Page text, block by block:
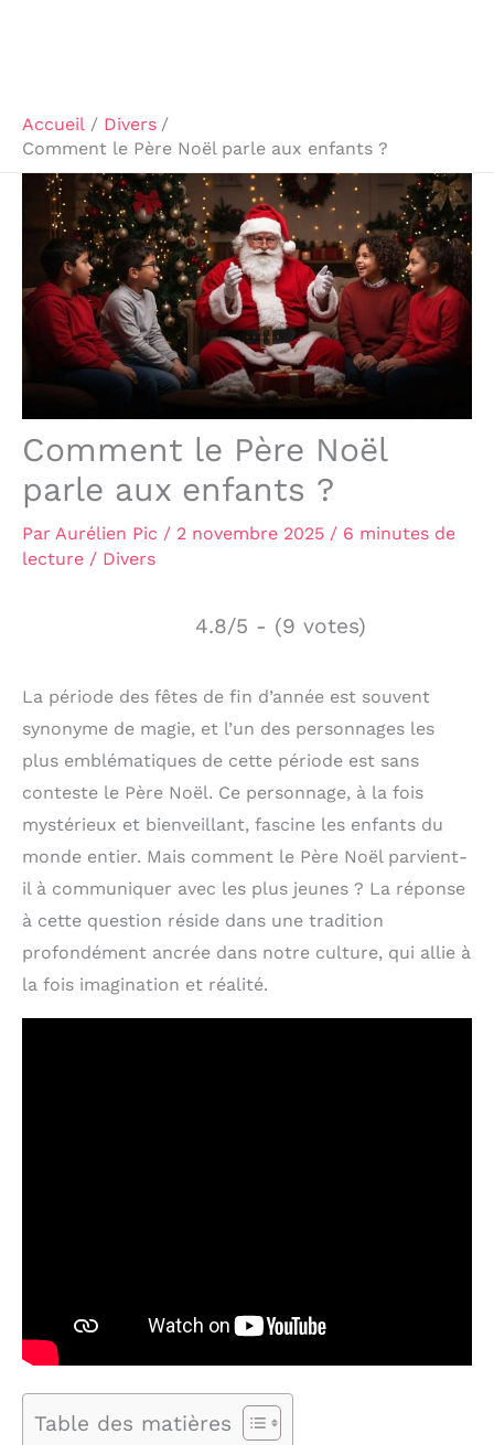
Accueil
Divers
Comment le Père Noël parle aux enfants ?
Comment le Père Noël
parle aux enfants ?
Par Aurélien Pic / 2 novembre 2025 / 6 minutes de
lecture / Divers
4.8/5 - (9 votes)
La période des fêtes de fin d’année est souvent
synonyme de magie, et l’un des personnages les
plus emblématiques de cette période est sans
conteste le Père Noël. Ce personnage, à la fois
mystérieux et bienveillant, fascine les enfants du
monde entier. Mais comment le Père Noël parvient-
il à communiquer avec les plus jeunes ? La réponse
à cette question réside dans une tradition
profondément ancrée dans notre culture, qui allie à
la fois imagination et réalité.
Table des matières